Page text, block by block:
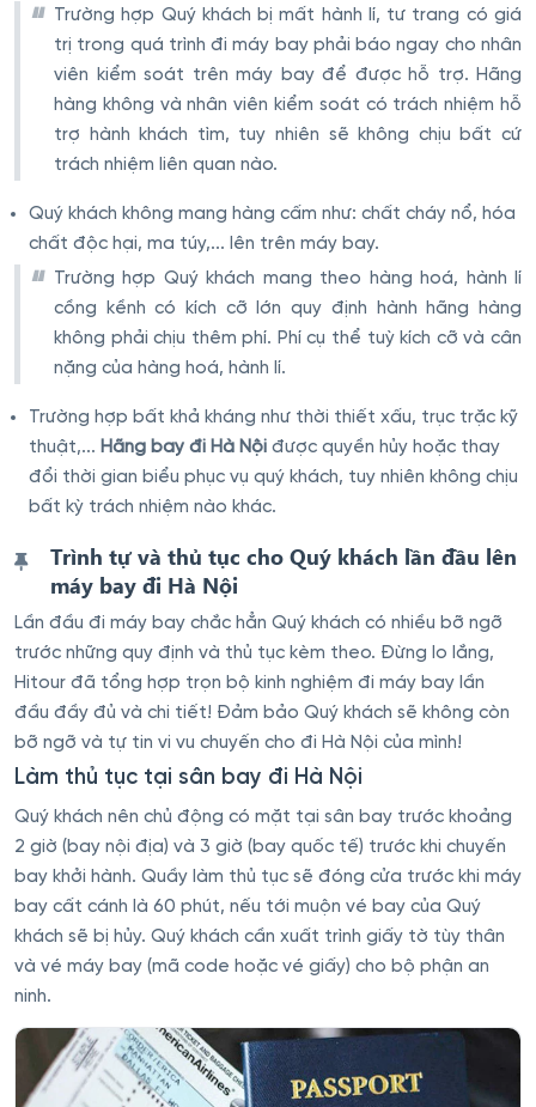
Trường hợp Quý khách bị mất hành lí, tư trang có giá
trị trong quá trình đi máy bay phải báo ngay cho nhân
viên kiểm soát trên máy bay để được hỗ trợ. Hãng
hàng không và nhân viên kiểm soát có trách nhiệm hỗ
trợ hành khách tìm, tuy nhiên sẽ không chịu bất cứ
trách nhiệm liên quan nào.
Quý khách không mang hàng cấm như: chất cháy nổ, hóa
chất độc hại, ma túy,... lên trên máy bay.
Trường hợp Quý khách mang theo hàng hoá, hành lí
cồng kềnh có kích cỡ lớn quy định hành hãng hàng
không phải chịu thêm phí. Phí cụ thể tuỳ kích cỡ và cân
nặng của hàng hoá, hành lí.
Trường hợp bất khả kháng như thời thiết xấu, trục trặc kỹ
thuật,... Hãng bay đi Hà Nội được quyền hủy hoặc thay
đổi thời gian biểu phục vụ quý khách, tuy nhiên không chịu
bất kỳ trách nhiệm nào khác.
Trình tự và thủ tục cho Quý khách lần đầu lên
máy bay đi Hà Nội
Lần đầu đi máy bay chắc hẳn Quý khách có nhiều bỡ ngỡ
trước những quy định và thủ tục kèm theo. Đừng lo lắng,
Hitour đã tổng hợp trọn bộ kinh nghiệm đi máy bay lần
đầu đầy đủ và chi tiết! Đảm bảo Quý khách sẽ không còn
bỡ ngỡ và tự tin vi vu chuyến cho đi Hà Nội của mình!
Làm thủ tục tại sân bay đi Hà Nội
Quý khách nên chủ động có mặt tại sân bay trước khoảng
2 giờ (bay nội địa) và 3 giờ (bay quốc tế) trước khi chuyến
bay khởi hành. Quầy làm thủ tục sẽ đóng cửa trước khi máy
bay cất cánh là 60 phút, nếu tới muộn vé bay của Quý
khách sẽ bị hủy. Quý khách cần xuất trình giấy tờ tùy thân
và vé máy bay (mã code hoặc vé giấy) cho bộ phận an
ninh.